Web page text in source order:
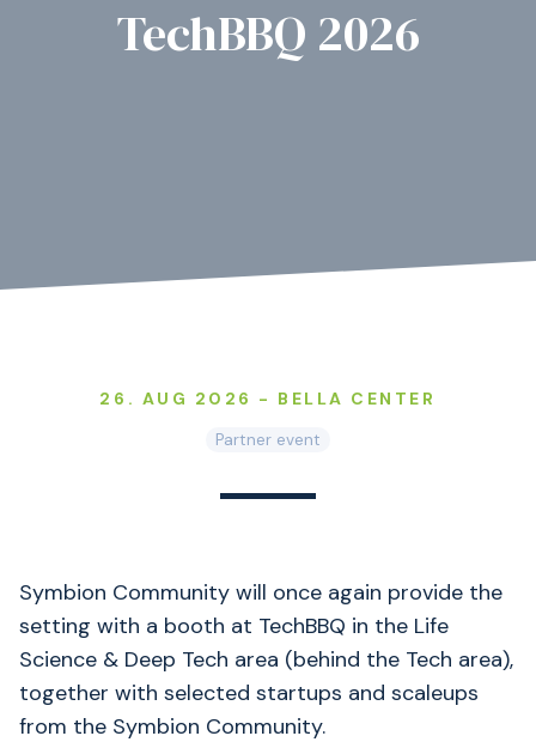
TechBBQ 2026
26. AUG 2026 - BELLA CENTER
Partner event
Symbion Community will once again provide the
setting with a booth at TechBBQ in the Life
Science & Deep Tech area (behind the Tech area),
together with selected startups and scaleups
from the Symbion Community.